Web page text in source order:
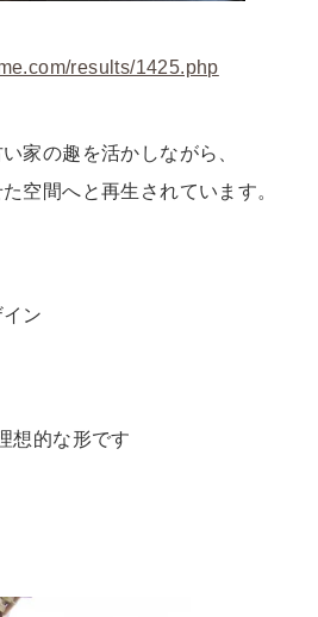
results/1425.php
家の趣を活かしながら、
空間へと再生されています。
ン
想的な形です